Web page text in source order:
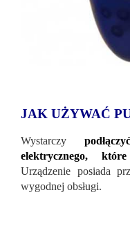
JAK UŻYWAĆ
Wystarczy
elektrycznego,
Urządzenie posiada
wygodnej obsługi.